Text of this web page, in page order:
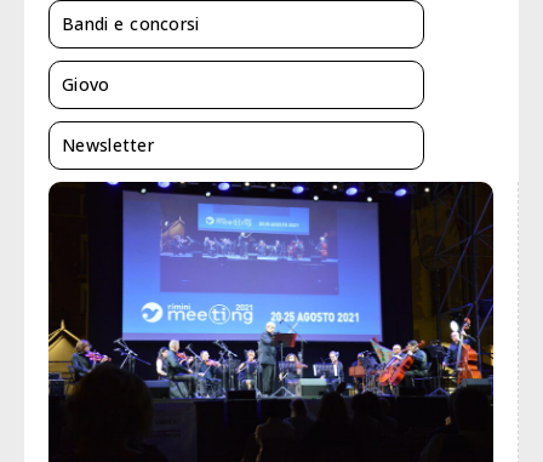
Bandi e concorsi
Giovo
Newsletter